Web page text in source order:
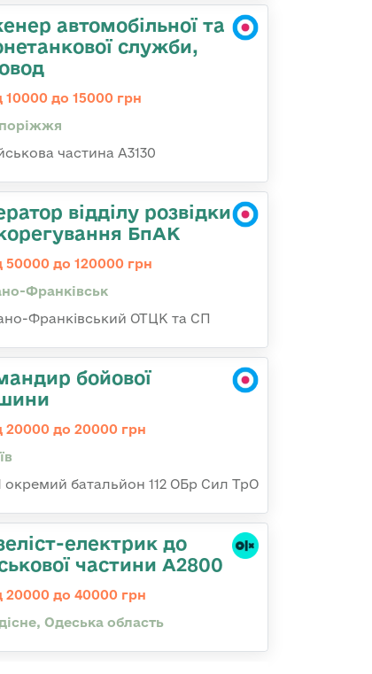
автомобільної та
служби,
10000 до 15000 грн
частина А3130
відділу розвідки
БпАК
50000 до 120000 грн
Франківськ
Франківський ОТЦК та СП
бойової
20000 до 20000 грн
окремий батальйон 112 ОБр Сил ТрО
електрик до
частини А2800
20000 до 40000 грн
Одеська область